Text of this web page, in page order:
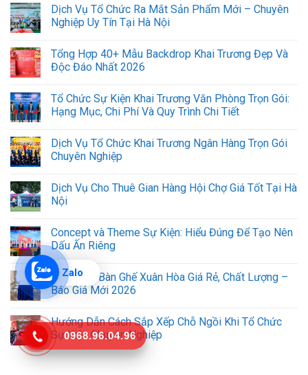
Dịch Vụ Tổ Chức Ra Mắt Sản Phẩm Mới – Chuyên
Nghiệp Uy Tín Tại Hà Nội
Tổng Hợp 40+ Mẫu Backdrop Khai Trương Đẹp Và
Độc Đáo Nhất 2026
Tổ Chức Sự Kiện Khai Trương Văn Phòng Trọn Gói:
Hạng Mục, Chi Phí Và Quy Trình Chi Tiết
Dịch Vụ Tổ Chức Khai Trương Ngân Hàng Trọn Gói
Chuyên Nghiệp
Dịch Vụ Cho Thuê Gian Hàng Hội Chợ Giá Tốt Tại Hà
Nội
Concept và Theme Sự Kiện: Hiểu Đúng Để Tạo Nên
Dấu Ấn Riêng
Cho Thuê Bàn Ghế Xuân Hòa Giá Rẻ, Chất Lượng –
Báo Giá Mới 2026
Hướng Dẫn Cách Sắp Xếp Chỗ Ngồi Khi Tổ Chức
Sự Kiện Chuyên Nghiệp
Zalo
0968.96.04.96